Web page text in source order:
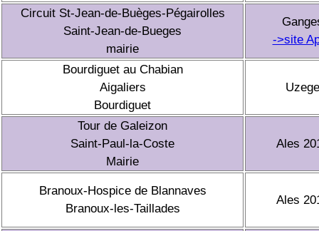
Circuit St-Jean-de-Buèges-Pégairolles
Saint-Jean-de-Bueges
mairie
->site
Bourdiguet au Chabian
Aigaliers
Bourdiguet
Uzege
Tour de Galeizon
Saint-Paul-la-Coste
Mairie
Ales
Branoux-Hospice de Blannaves
Branoux-les-Taillades
Ales